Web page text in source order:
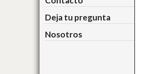
Deja tu pregunta
Nosotros